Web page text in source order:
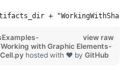
+
view raw
with Graphic Elements-
hosted with ❤ by GitHub